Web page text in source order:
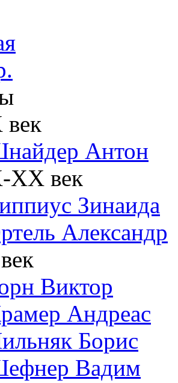
Антон
XX век
Зинаида
Александр
Виктор
Андреас
Борис
Вадим